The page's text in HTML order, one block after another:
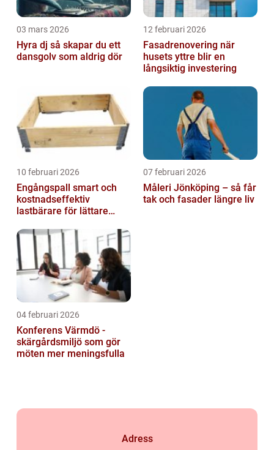
03 mars 2026
Hyra dj så skapar du ett
dansgolv som aldrig dör
12 februari 2026
Fasadrenovering när
husets yttre blir en
långsiktig investering
10 februari 2026
Engångspall smart och
kostnadseffektiv
lastbärare för lättare
07 februari 2026
Måleri Jönköping – så får
tak och fasader längre liv
04 februari 2026
Konferens Värmdö -
skärgårdsmiljö som gör
möten mer meningsfulla
Adress